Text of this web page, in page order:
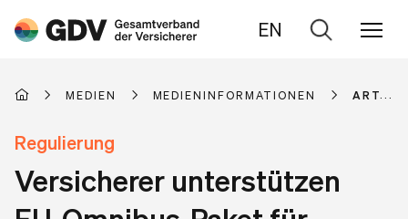
EN
Zur
MEDIEN MEDIENINFORMATIONEN
Regulierung
Versicherer unterstützen